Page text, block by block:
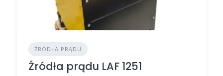
ŹRÓDŁA PRĄDU
Źródła prądu LAF 1251